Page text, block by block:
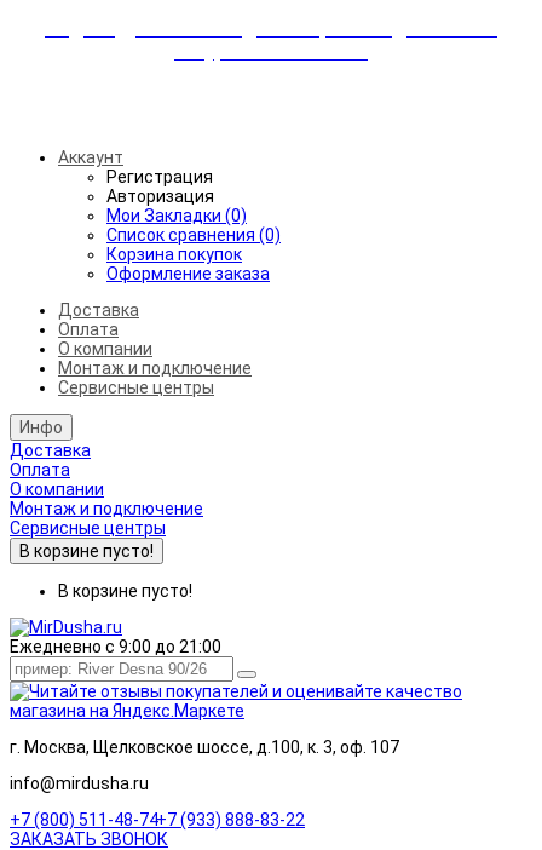
Аккаунт
Регистрация
Авторизация
Мои Закладки (0)
Список сравнения (0)
Корзина покупок
Оформление заказа
Доставка
Оплата
О компании
Монтаж и подключение
Сервисные центры
Инфо
Доставка
Оплата
О компании
Монтаж и подключение
Сервисные центры
В корзине пусто!
В корзине пусто!
Ежедневно с 9:00 до 21:00
г. Москва, Щелковское шоссе, д.100, к. 3, оф. 107
info@mirdusha.ru
+7 (800) 511-48-74+7 (933) 888-83-22
ЗАКАЗАТЬ ЗВОНОК